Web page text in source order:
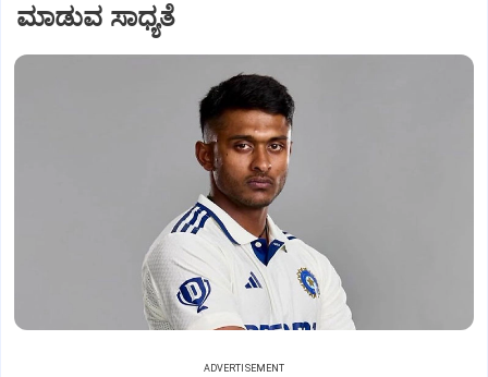
ಮಾಡುವ ಸಾಧ್ಯತೆ
ADVERTISEMENT